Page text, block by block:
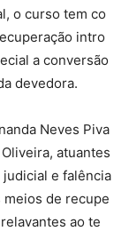
o curso tem co
intro
a conversão
devedora.
Neves Piva
atuantes
e falência
meios de recupe
ao te